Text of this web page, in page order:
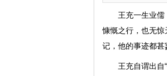
王充一生业
慷慨之行，也无
记，他的事迹都甚
王充自谓出自